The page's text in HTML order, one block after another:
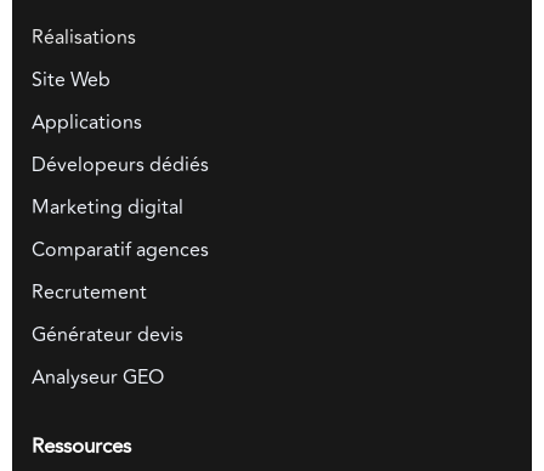
Réalisations
Site Web
Applications
Dévelopeurs dédiés
Marketing digital
Comparatif agences
Recrutement
Générateur devis
Analyseur GEO
Ressources